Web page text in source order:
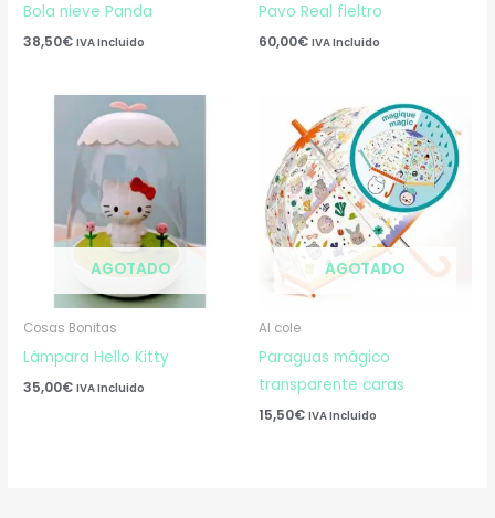
Bola nieve Panda
38,50€ IVA Incluido
Pavo Real fieltro
60,00€ IVA Incluido
AGOTADO
Cosas Bonitas
Lámpara Hello Kitty
35,00€ IVA Incluido
AGOTADO
Al cole
Paraguas mágico
transparente caras
15,50€ IVA Incluido